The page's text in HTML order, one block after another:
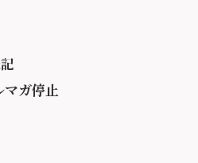
マガ停止